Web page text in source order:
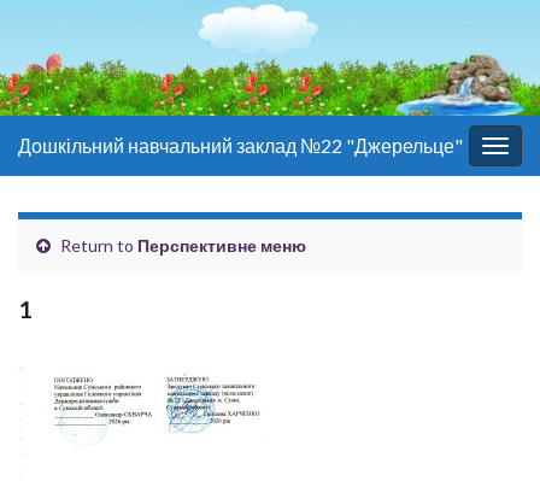
Дошкільний навчальний заклад №22 "Джерельце"
Return to Перспективне меню
1